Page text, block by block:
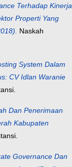
Terhadap Kinerja
Properti Yang
Naskah
System Dalam
CV Idlan Waranie
Dan Penerimaan
Kabupaten
Governance Dan